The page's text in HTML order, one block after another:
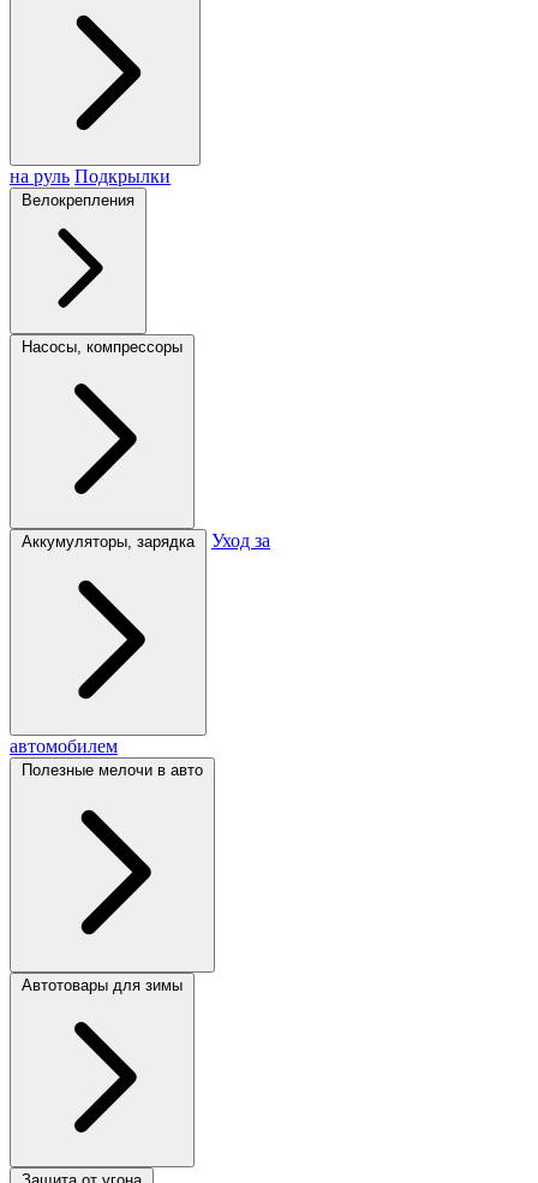
на руль Подкрылки
Велокрепления
Насосы, компрессоры
Аккумуляторы, зарядка Уход за
автомобилем
Полезные мелочи в авто
Автотовары для зимы